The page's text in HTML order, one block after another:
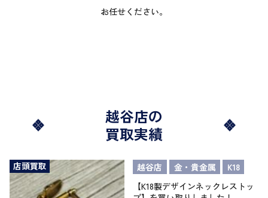
お任せください。
越谷店の
買取実績
店頭買取 越谷店 金・貴金属
K18
【K18製デザインネックレストッ